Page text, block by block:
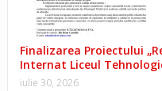
Finalizarea Proiectului
Internat Liceul
iulie 30, 2026